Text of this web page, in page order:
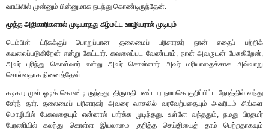
வாயிலில் முன்னும் பின்னுமாக நடந்து கொண்டிருந்தேன்.
மூத்த அதிகாரிகளால் முடியாதது கீழ்மட்ட ஊழியரால் முடியும்
டெம்பிள் ட்ரீசுக்குப் பொறுப்பான தலைமைப் பரிசாரகர் நான் எதைப் பற்றிக்
கவலைப்படுகிறேன் என்று கேட்டார். கவலைப்பட வேண்டாம், நான் அவருடன் பேசுகிறேன்,
அவர் புரிந்து கொள்வார் என்று அவர் சொன்னார் அவர் மரியாதைக்காக அவ்வாறு
சொல்வதாக நினைத்தேன்.
கடிகார முள் ஓடிக் கொண்டி ருந்தது. திருமதி பண்டார நாயகெ குறிப்பிட்ட நேரத்தில் வந்து
சேர்ந் தார். தலைமைப் பரிசாரகர் அவரை வாசலில் வரவேற்பதையும் அவரிடம் சிங்கள
மொழியில் பேசுவதையும் என்னால் பார்க்க முடிந்தது. உள்ளே வந்ததும், நமது பிரதமர்
பேரணியில் கலந்து கொள்ள இயலாமை குறித்த செய்தியைத் தாம் பெற்றதாகவும்